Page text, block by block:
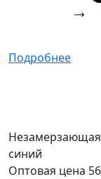
Подробнее
Незамерзающая
синий
Оптовая цена 56